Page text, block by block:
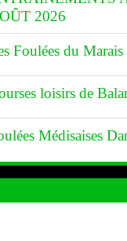
2026
Foulées du Marais
loisirs de
Médisaises